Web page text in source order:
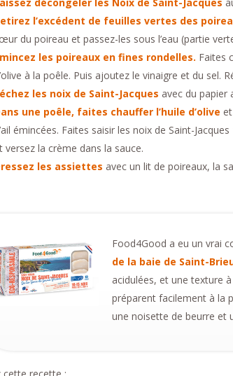
l’excédent de feuilles vertes des
du poireau et passez-les sous l’eau (partie
les poireaux en fines rondelles. Faites
à la poêle. Puis ajoutez le vinaigre et du sel.
les noix de Saint-Jacques avec du papier
une poêle, faites chauffer l’huile d’olive
émincées. Faites saisir les noix de Saint-
versez la crème dans la sauce.
les assiettes avec un lit de poireaux, la
Food4Good a eu un vrai
de la baie de Saint-
acidulées, et une texture
préparent facilement à la
une noisette de beurre et